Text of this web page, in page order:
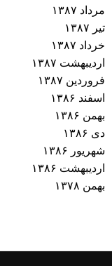
مرداد ۱۳۸۷
تیر ۱۳۸۷
خرداد ۱۳۸۷
اردیبهشت ۱۳۸۷
فروردین ۱۳۸۷
اسفند ۱۳۸۶
بهمن ۱۳۸۶
دی ۱۳۸۶
شهریور ۱۳۸۶
اردیبهشت ۱۳۸۶
بهمن ۱۳۷۸